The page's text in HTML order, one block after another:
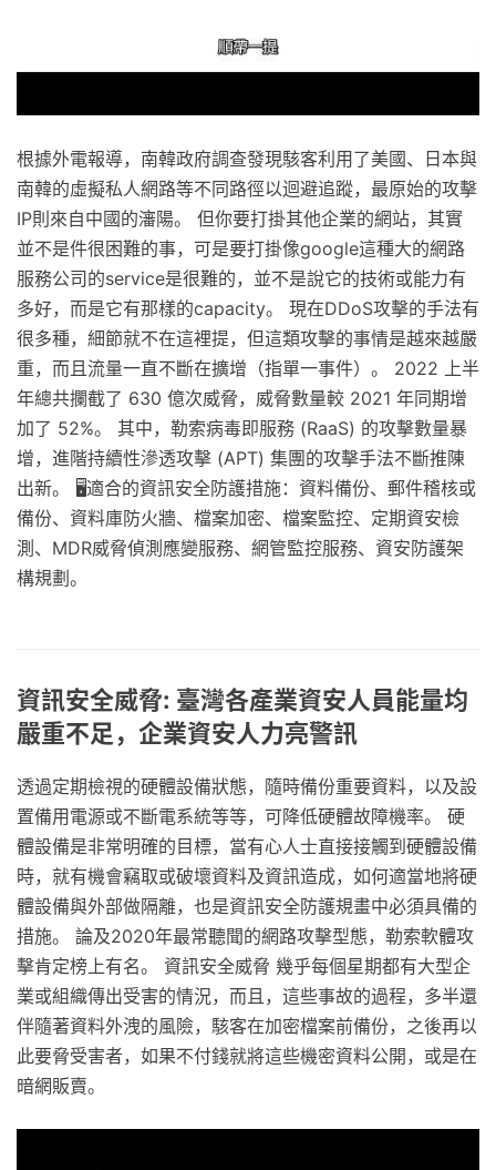
根據外電報導，南韓政府調查發現駭客利用了美國、日本與
南韓的虛擬私人網路等不同路徑以迴避追蹤，最原始的攻擊
IP則來自中國的瀋陽。 但你要打掛其他企業的網站，其實
並不是件很困難的事，可是要打掛像google這種大的網路
服務公司的service是很難的，並不是說它的技術或能力有
多好，而是它有那樣的capacity。 現在DDoS攻擊的手法有
很多種，細節就不在這裡提，但這類攻擊的事情是越來越嚴
重，而且流量一直不斷在擴增（指單一事件）。 2022 上半
年總共攔截了 630 億次威脅，威脅數量較 2021 年同期增
加了 52%。 其中，勒索病毒即服務 (RaaS) 的攻擊數量暴
增，進階持續性滲透攻擊 (APT) 集團的攻擊手法不斷推陳
出新。 🖥️適合的資訊安全防護措施：資料備份、郵件稽核或
備份、資料庫防火牆、檔案加密、檔案監控、定期資安檢
測、MDR威脅偵測應變服務、網管監控服務、資安防護架
構規劃。
資訊安全威脅: 臺灣各產業資安人員能量均
嚴重不足，企業資安人力亮警訊
透過定期檢視的硬體設備狀態，隨時備份重要資料，以及設
置備用電源或不斷電系統等等，可降低硬體故障機率。 硬
體設備是非常明確的目標，當有心人士直接接觸到硬體設備
時，就有機會竊取或破壞資料及資訊造成，如何適當地將硬
體設備與外部做隔離，也是資訊安全防護規畫中必須具備的
措施。 論及2020年最常聽聞的網路攻擊型態，勒索軟體攻
擊肯定榜上有名。 資訊安全威脅 幾乎每個星期都有大型企
業或組織傳出受害的情況，而且，這些事故的過程，多半還
伴隨著資料外洩的風險，駭客在加密檔案前備份，之後再以
此要脅受害者，如果不付錢就將這些機密資料公開，或是在
暗網販賣。